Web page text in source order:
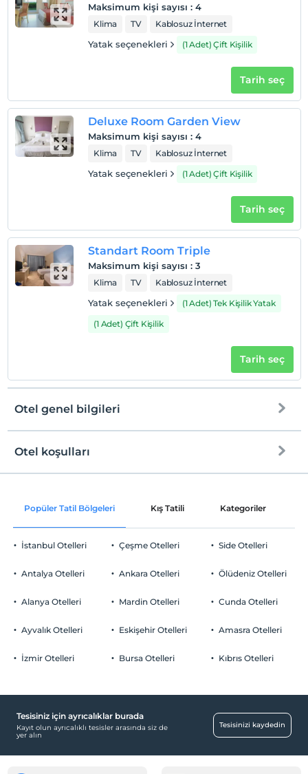
Maksimum kişi sayısı : 4
Klima TV Kablosuz İnternet
Yatak seçenekleri (1 Adet) Çift Kişilik
Tarih seç
Deluxe Room Garden View
Maksimum kişi sayısı : 4
Klima TV Kablosuz İnternet
Yatak seçenekleri (1 Adet) Çift Kişilik
Tarih seç
Standart Room Triple
Maksimum kişi sayısı : 3
Klima TV Kablosuz İnternet
Yatak seçenekleri
(1 Adet) Tek Kişilik Yatak
(1 Adet) Çift Kişilik
Tarih seç
Otel genel bilgileri
Ortak alanlar ve tüm odalar
Otopark
Ücretsiz Özel Otopark
Resepsiyon Hizmetleri
Otel koşulları
Check/in
Check/out
En geç saat 12:00 ve öncesi
Evcil Hayvan
0 yaşına kadar olan bebekler ücretsizdir.
Popüler Tatil Bölgeleri Kış Tatili Kategoriler
İstanbul Otelleri
Antalya Otelleri
Alanya Otelleri
Ayvalık Otelleri
İzmir Otelleri
Çeşme Otelleri
Ankara Otelleri
Mardin Otelleri
Eskişehir Otelleri
Bursa Otelleri
Side Otelleri
Ölüdeniz Otelleri
Cunda Otelleri
Amasra Otelleri
Kıbrıs Otelleri
Tesisiniz için ayrıcalıklar burada
Kayıt olun ayrıcalıklı tesisler arasında siz de
yer alın
Tesisinizi kaydedin